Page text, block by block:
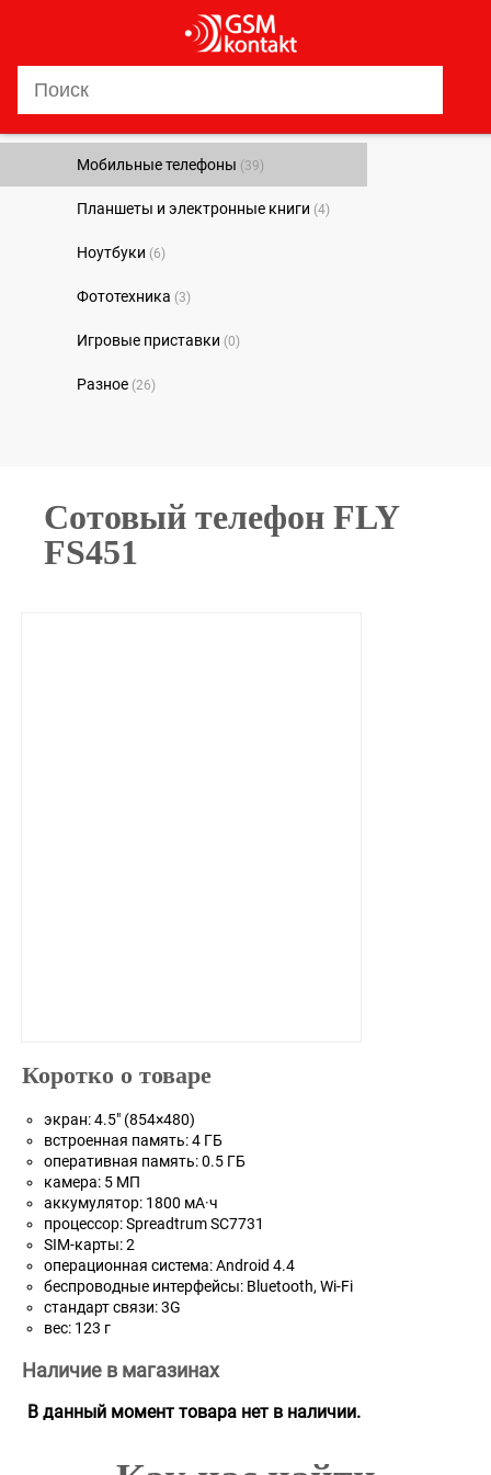
Мобильные телефоны (39)
Планшеты и электронные книги (4)
Ноутбуки (6)
Фототехника (3)
Игровые приставки (0)
Разное (26)
Сотовый телефон FLY
FS451
Коротко о товаре
экран: 4.5" (854×480)
встроенная память: 4 ГБ
оперативная память: 0.5 ГБ
камера: 5 МП
аккумулятор: 1800 мА·ч
процессор: Spreadtrum SC7731
SIM-карты: 2
операционная система: Android 4.4
беспроводные интерфейсы: Bluetooth, Wi-Fi
стандарт связи: 3G
вес: 123 г
Наличие в магазинах
В данный момент товара нет в наличии.